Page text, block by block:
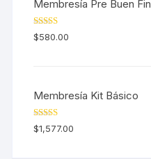
Membresía Pre Buen Fin
Valorado en
5.00de 5
$580.00
Membresía Kit Básico
Valorado en
5.00 de 5
$1,577.00